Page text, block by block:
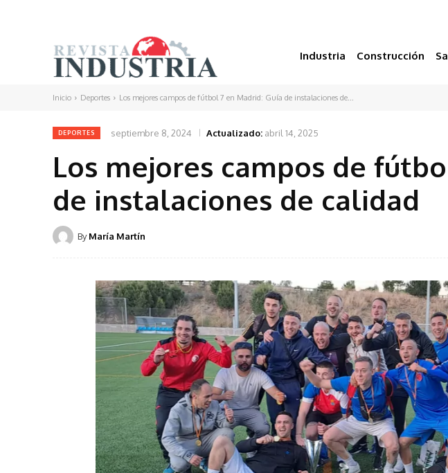
Industria Construcción
Inicio Deportes Los mejores campos de fútbol 7 en Madrid: Guía de instalaciones de...
DEPORTES septiembre 8, 2024 Actualizado: abril 14, 2025
Los mejores campos de
de instalaciones de calidad
By María Martín